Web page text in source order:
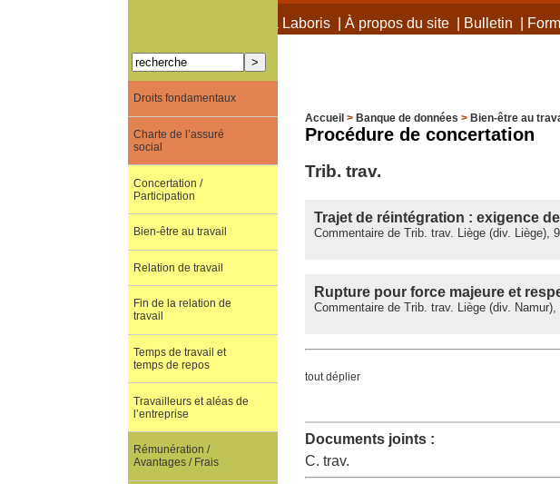
À propos de Terra Laboris| À propos du site| Bulletin
Accueil > Banque de données > Bien-être au
Procédure de concertation
Trib. trav.
Trajet de réintégration : exigence
Commentaire de Trib. trav. Liège (div. Liège),
Rupture pour force majeure et
Commentaire de Trib. trav. Liège (div.
tout déplier
Documents joints :
C. trav.
Droits fondamentaux
Charte de l’assuré
social
Concertation /
Participation
Bien-être au travail
Relation de travail
Fin de la relation de
travail
Temps de travail et
temps de repos
Travailleurs et aléas de
l’entreprise
Rémunération /
Avantages / Frais